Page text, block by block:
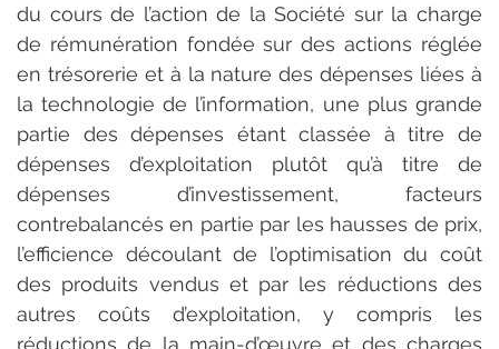
du cours de l’action de la Société sur la charge
de rémunération fondée sur des actions réglée
en trésorerie et à la nature des dépenses liées à
la technologie de l’information, une plus grande
partie des dépenses étant classée à titre de
dépenses d’exploitation plutôt qu’à titre de
dépenses d’investissement, facteurs
contrebalancés en partie par les hausses de prix,
l’efficience découlant de l’optimisation du coût
des produits vendus et par les réductions des
autres coûts d’exploitation, y compris les
réductions de la main-d’œuvre et des charges